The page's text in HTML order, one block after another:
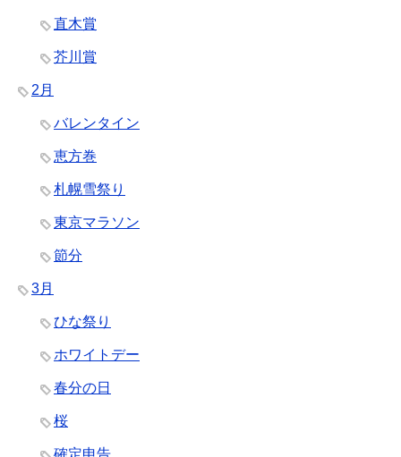
直木賞
芥川賞
2月
バレンタイン
恵方巻
札幌雪祭り
東京マラソン
節分
3月
ひな祭り
ホワイトデー
春分の日
桜
確定申告